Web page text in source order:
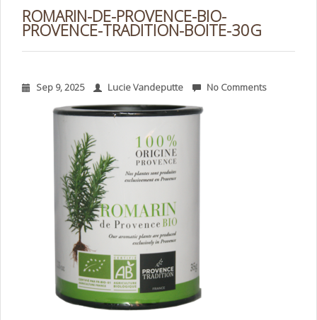
ROMARIN-DE-PROVENCE-BIO-
PROVENCE-TRADITION-BOITE-30G
Sep 9, 2025 Lucie Vandeputte No Comments